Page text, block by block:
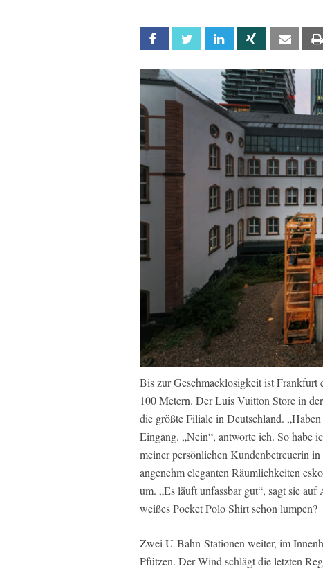
Facebook Twitter Linkedin Xing Email
Bis zur Geschmacklosigkeit ist Frankfurt
100 Metern. Der Luis Vuitton Store in
die größte Filiale in Deutschland.
Eingang. „Nein“, antworte ich. So habe
meiner persönlichen Kundenbetreuerin
angenehm eleganten Räumlichkeiten
um. „Es läuft unfassbar gut“, sagt sie
weißes Pocket Polo Shirt schon lumpen?
Zwei U-Bahn-Stationen weiter, im
Pfützen. Der Wind schlägt die letzten